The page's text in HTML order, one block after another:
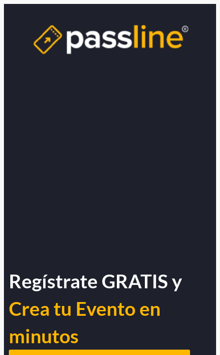
Regístrate GRATIS y
Crea tu Evento en
minutos